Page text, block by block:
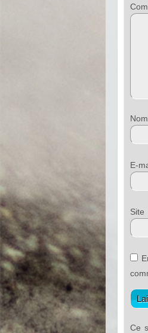
Nom
E-
Ce